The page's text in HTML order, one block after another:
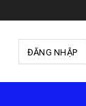
ĐĂNG NHẬP